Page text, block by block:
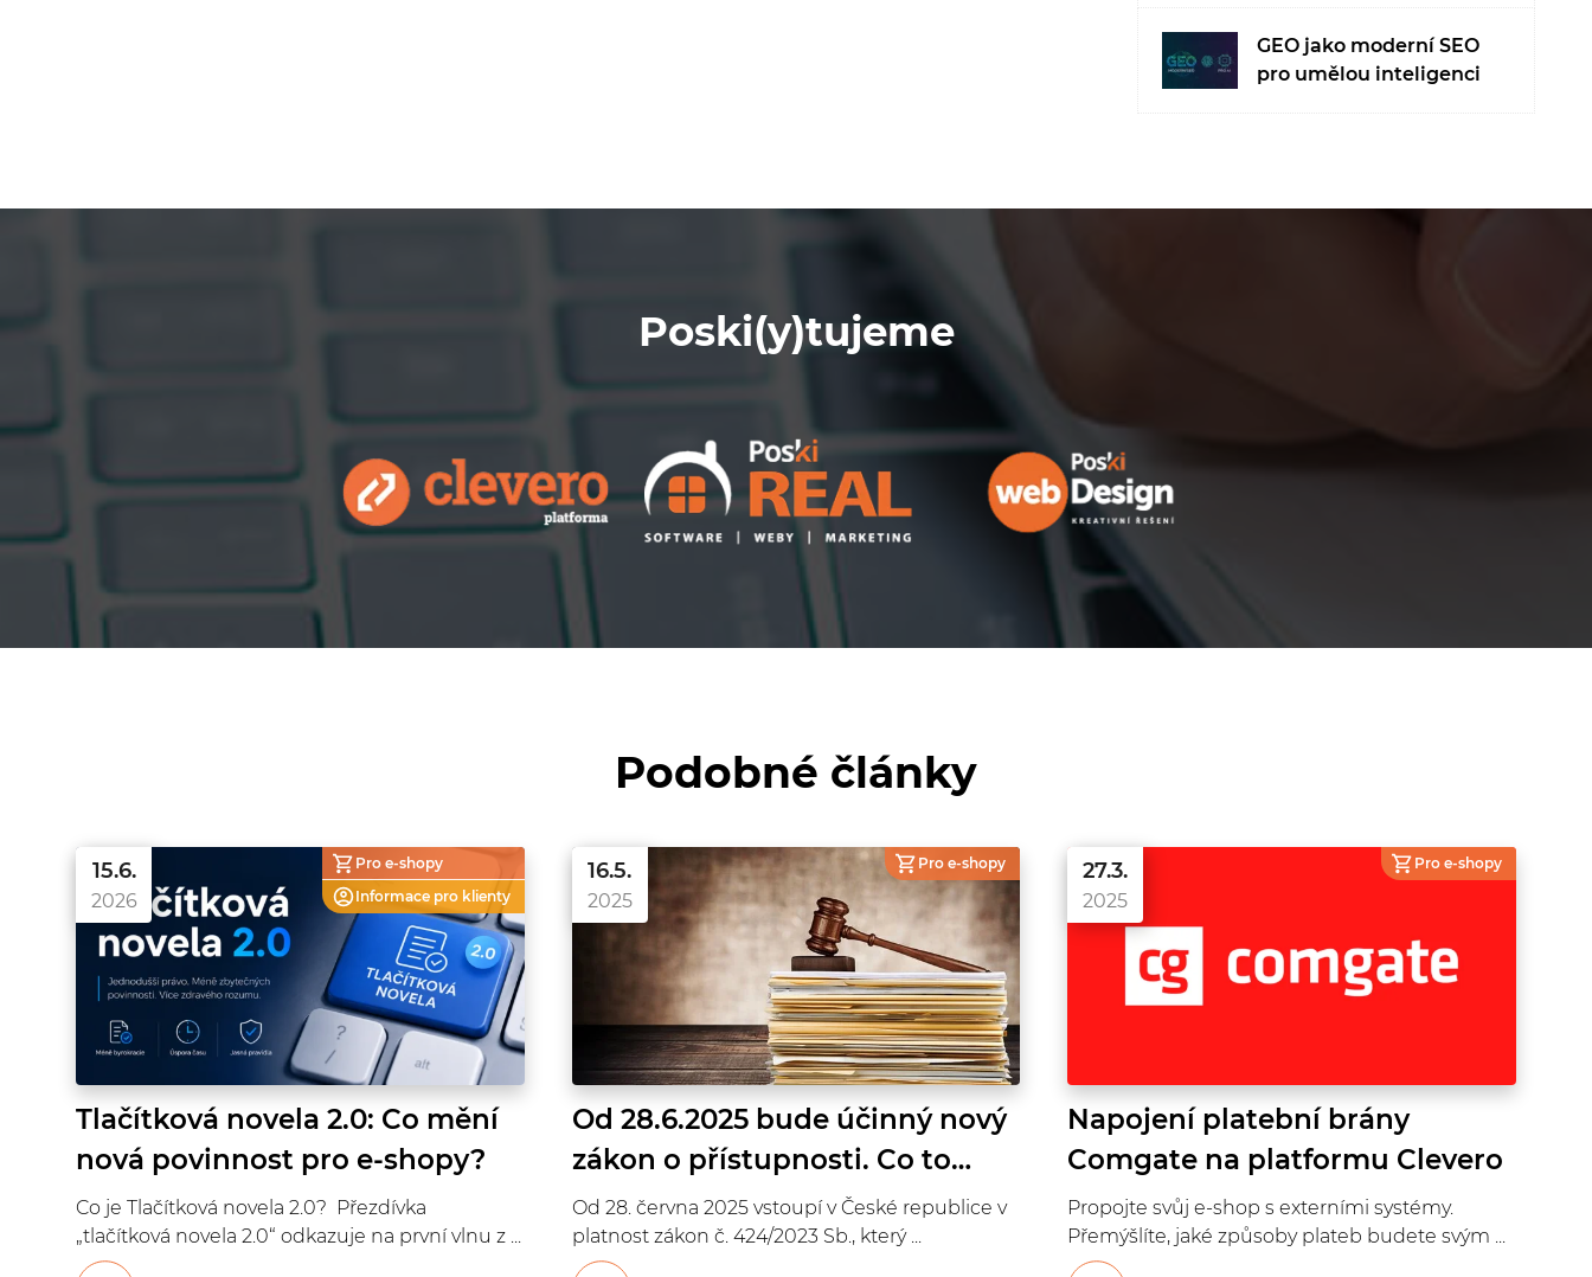
GEO jako moderní SEO
pro umělou inteligenci
Poski(y)tujeme
Podobné články
15.6.
2026
Pro e-shopy
Informace pro klienty
Tlačítková novela 2.0: Co mění
nová povinnost pro e-shopy?
Co je Tlačítková novela 2.0? Přezdívka
„tlačítková novela 2.0“ odkazuje na první vlnu z ...
16.5.
2025
Pro e-shopy
Od 28.6.2025 bude účinný nový
zákon o přístupnosti. Co to
znamená pro e-shopy?
Od 28. června 2025 vstoupí v České republice v
platnost zákon č. 424/2023 Sb., který ...
27.3.
2025
Pro e-shopy
Napojení platební brány
Comgate na platformu Clevero
Propojte svůj e-shop s externími systémy.
Přemýšlíte, jaké způsoby plateb budete svým ...